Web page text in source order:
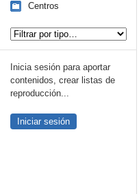
Centros
Inicia sesión para aportar
contenidos, crear listas de
reproducción...
Iniciar sesión